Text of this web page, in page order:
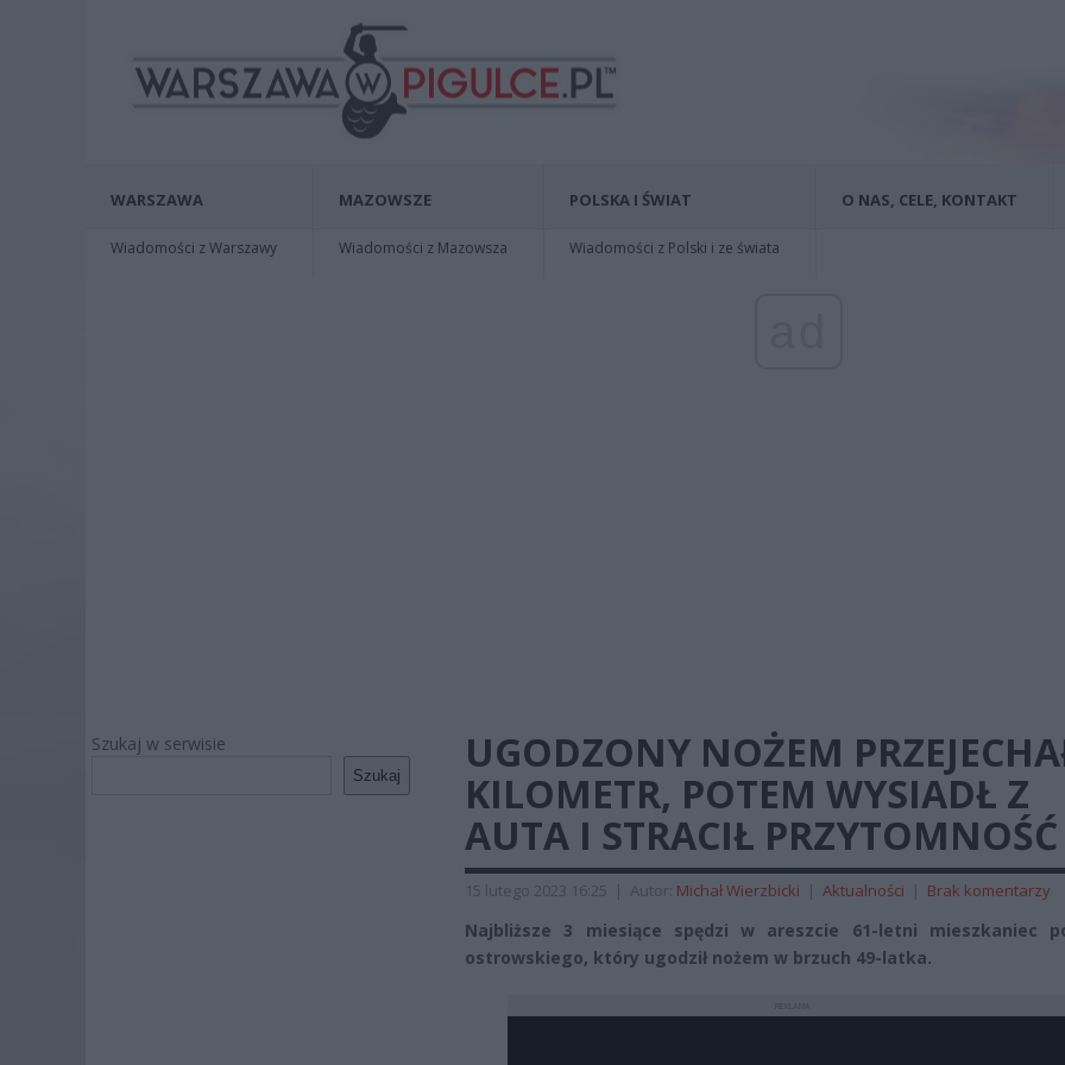
WARSZAWA
Wiadomości z Warszawy
MAZOWSZE
Wiadomości z Mazowsza
POLSKA I ŚWIAT
Wiadomości z Polski i ze świata
O NAS, CELE, KONTAKT
Szukaj w serwisie
Szukaj
UGODZONY NOŻEM
KILOMETR, POTEM WYSIADŁ Z
AUTA I STRACIŁ PRZYTOMNOŚĆ
15 lutego 2023 16:25 | Autor: Michał Wierzbicki | Aktualności | Brak komentarzy
Najbliższe 3 miesiące spędzi w areszcie 61-letni mieszkaniec
ostrowskiego, który ugodził nożem w brzuch 49-latka.